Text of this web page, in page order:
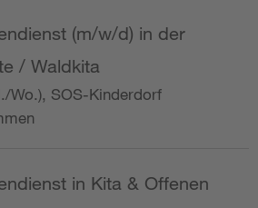
(m/w/d) in der
/ Waldkita
Wo.), SOS-Kinderdorf
in Kita & Offenen